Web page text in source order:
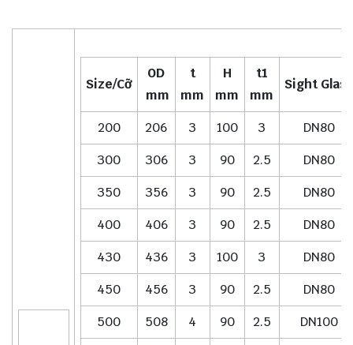
Size/Cỡ
OD
mm
t
mm
H
mm
t1
mm
Sight Glass
200 206 3 100 3
DN80
300
306 3 90 2.5
DN80
350
356 3 90 2.5
DN80
400
406 3 90 2.5
DN80
430
436 3 100 3
DN80
450
456 3 90 2.5
DN80
500
508 4 90 2.5
DN100